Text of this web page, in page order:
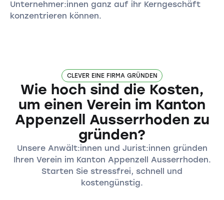
Unternehmer:innen ganz auf ihr Kerngeschäft
konzentrieren können.
CLEVER EINE FIRMA GRÜNDEN
Wie hoch sind die Kosten,
um einen Verein im Kanton
Appenzell Ausserrhoden zu
gründen?
Unsere Anwält:innen und Jurist:innen gründen
Ihren Verein im Kanton Appenzell Ausserrhoden.
Starten Sie stressfrei, schnell und
kostengünstig.